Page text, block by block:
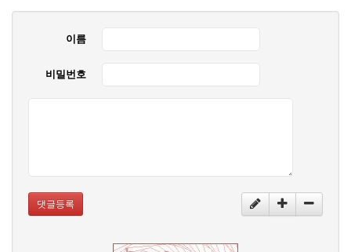
이름
비밀번호
댓글등록